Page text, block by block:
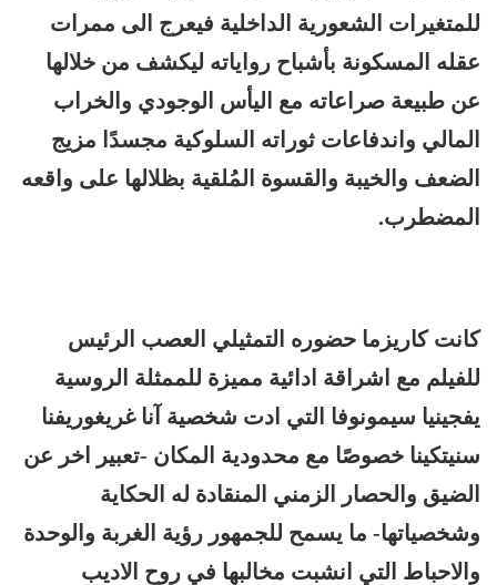
للمتغيرات الشعورية الداخلية فيعرج الى ممرات
عقله المسكونة بأشباح رواياته ليكشف من خلالها
عن طبيعة صراعاته مع اليأس الوجودي والخراب
المالي واندفاعات ثوراته السلوكية مجسدًا مزيج
الضعف والخيبة والقسوة المُلقية بظلالها على واقعه
المضطرب.
كانت كاريزما حضوره التمثيلي العصب الرئيس
للفيلم مع اشراقة ادائية مميزة للممثلة الروسية
يفجينيا سيمونوفا التي ادت شخصية آنا غريغوريفنا
سنيتكينا خصوصًا مع محدودية المكان -تعبير اخر عن
الضيق والحصار الزمني المنقادة له الحكاية
وشخصياتها- ما يسمح للجمهور رؤية الغربة والوحدة
والاحباط التي انشبت مخالبها في روح الاديب